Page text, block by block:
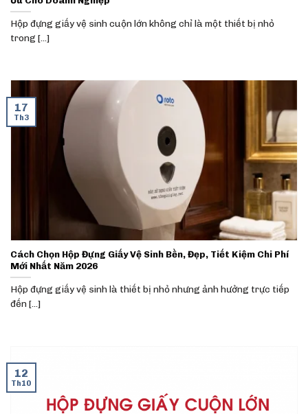
Hộp đựng giấy vệ sinh cuộn lớn không chỉ là một thiết bị nhỏ
trong [...]
Cách Chọn Hộp Đựng Giấy Vệ Sinh Bền, Đẹp, Tiết Kiệm Chi Phí
Mới Nhất Năm 2026
Hộp đựng giấy vệ sinh là thiết bị nhỏ nhưng ảnh hưởng trực tiếp
đến [...]
17
Th3
12
Th10